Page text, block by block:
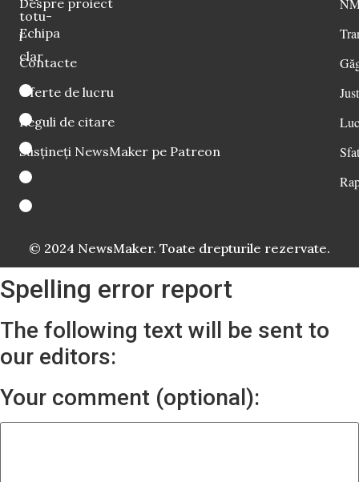
totu-
i
clar
Echipa
Contacte
Oferte de lucru
Reguli de citare
Susțineți NewsMaker pe Patreon
© 2024 NewsMaker. Toate drepturile rezervate.
Spelling error report
The following text will be sent to
our editors:
Your comment (optional):